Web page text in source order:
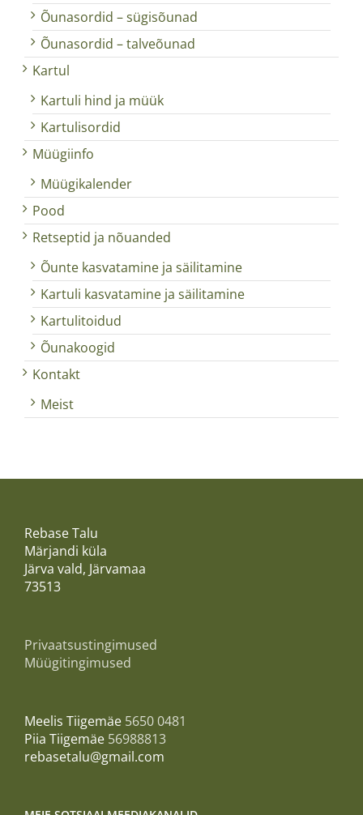
Õunasordid – sügisõunad
Õunasordid – talveõunad
Kartul
Kartuli hind ja müük
Kartulisordid
Müügiinfo
Müügikalender
Pood
Retseptid ja nõuanded
Õunte kasvatamine ja säilitamine
Kartuli kasvatamine ja säilitamine
Kartulitoidud
Õunakoogid
Kontakt
Meist
Rebase Talu
Märjandi küla
Järva vald, Järvamaa
73513
Privaatsustingimused
Müügitingimused
Meelis Tiigemäe 5650 0481
Piia Tiigemäe 56988813
rebasetalu@gmail.com